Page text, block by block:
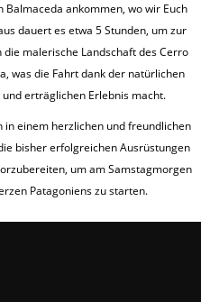
Balmaceda ankommen, wo wir Euch
dauert es etwa 5 Stunden, um zur
malerische Landschaft des Cerro
was die Fahrt dank der natürlichen
erträglichen Erlebnis macht.
einem herzlichen und freundlichen
bisher erfolgreichen Ausrüstungen
um am Samstagmorgen
Patagoniens zu starten.